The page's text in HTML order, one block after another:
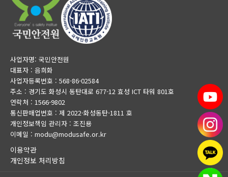
사업자명: 국민안전원
대표자 : 음희화
사업자등록번호 : 568-86-02584
주소 : 경기도 화성시 동탄대로 677-12 효성 ICT 타워 801호
연락처 : 1566-9802
통신판매업번호 : 제 2022-화성동탄-1811 호
개인정보책임 관리자 : 조진용
이메일 : modu@modusafe.or.kr
이용약관
개인정보 처리방침